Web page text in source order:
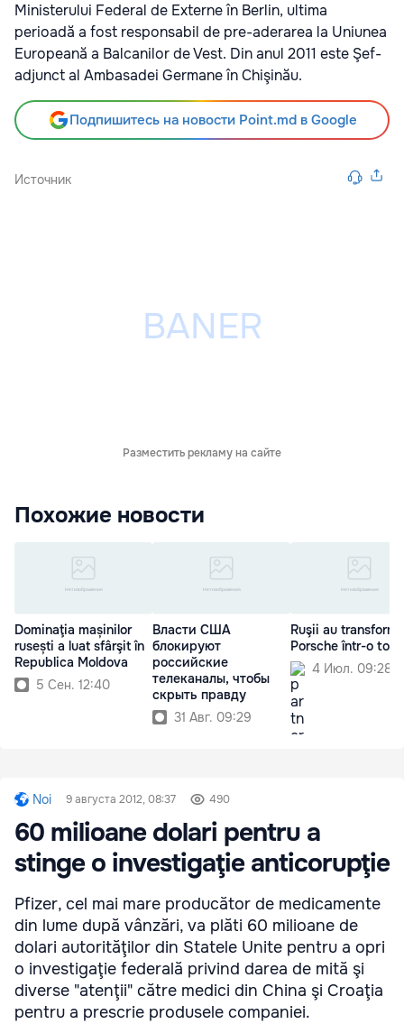
Ministerului Federal de Externe în Berlin, ultima
perioadă a fost responsabil de pre-aderarea la Uniunea
Europeană a Balcanilor de Vest. Din anul 2011 este Şef-
adjunct al Ambasadei Germane în Chişinău.
Подпишитесь на новости Point.md в Google
Источник
Разместить рекламу на сайте
Похожие новости
Dominaţia mașinilor
rusești a luat sfârşit în
Republica Moldova
5 Сен. 12:40
Власти США
блокируют
российские
телеканалы, чтобы
скрыть правду
31 Авг. 09:29
Ruşii au
Porsche într-o
4 Июл. 09:28
Noi 9 августа 2012, 08:37 490
60 milioane dolari pentru a
stinge o investigaţie anticorupţie
Pfizer, cel mai mare producător de medicamente
din lume după vânzări, va plăti 60 milioane de
dolari autorităţilor din Statele Unite pentru a opri
o investigaţie federală privind darea de mită şi
diverse "atenţii" către medici din China şi Croaţia
pentru a prescrie produsele companiei.